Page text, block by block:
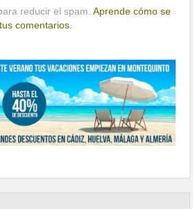
reducir el spam.Aprende cómo se
comentarios.